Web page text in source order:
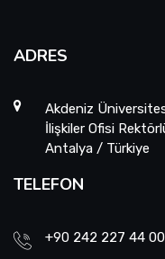
ADRES
Akdeniz
İlişkiler Ofisi
Antalya / Türkiye
TELEFON
+90 242 227 44 00